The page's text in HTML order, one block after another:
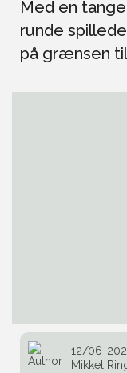
Med en
runde
på grænsen
12/06-
Mikkel